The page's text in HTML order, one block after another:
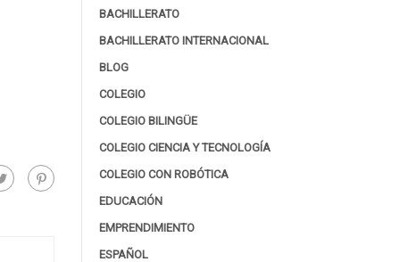
BACHILLERATO
BACHILLERATO INTERNACIONAL
BLOG
COLEGIO
COLEGIO BILINGÜE
COLEGIO CIENCIA Y TECNOLOGÍA
COLEGIO CON ROBÓTICA
EDUCACIÓN
EMPRENDIMIENTO
ESPAÑOL